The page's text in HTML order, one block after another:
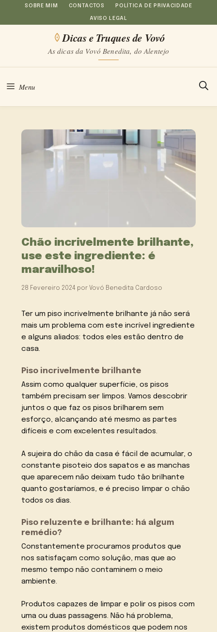
Saltar
para
conteúdo
SOBRE MIM CONTACTOS POLÍTICA DE PRIVACIDADE
AVISO LEGAL
Dicas e Truques de Vovó
As dicas da Vovó Benedita, do Alentejo
Menu
Chão incrivelmente brilhante,
use este ingrediente: é
maravilhoso!
28 Fevereiro 2024 por Vovó Benedita Cardoso
Ter um piso incrivelmente brilhante já não será
mais um problema com este incrível ingrediente
e alguns aliados: todos eles estão dentro de
casa.
Piso incrivelmente brilhante
Assim como qualquer superfície, os pisos
também precisam ser limpos. Vamos descobrir
juntos o que faz os pisos brilharem sem
esforço, alcançando até mesmo as partes
difíceis e com excelentes resultados.
A sujeira do chão da casa é fácil de acumular, o
constante pisoteio dos sapatos e as manchas
que aparecem não deixam tudo tão brilhante
quanto gostaríamos, e é preciso limpar o chão
todos os dias.
Piso reluzente e brilhante: há algum
remédio?
Constantemente procuramos produtos que
nos satisfaçam como solução, mas que ao
mesmo tempo não contaminem o meio
ambiente.
Produtos capazes de limpar e polir os pisos com
uma ou duas passagens. Não há problema,
existem produtos domésticos que podem nos